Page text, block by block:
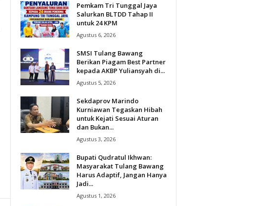
Pemkam Tri Tunggal Jaya
Salurkan BLTDD Tahap II
untuk 24 KPM
Agustus 6, 2026
SMSI Tulang Bawang
Berikan Piagam Best Partner
kepada AKBP Yuliansyah di...
Agustus 5, 2026
Sekdaprov Marindo
Kurniawan Tegaskan Hibah
untuk Kejati Sesuai Aturan
dan Bukan...
Agustus 3, 2026
Bupati Qudratul Ikhwan:
Masyarakat Tulang Bawang
Harus Adaptif, Jangan Hanya
Jadi...
Agustus 1, 2026